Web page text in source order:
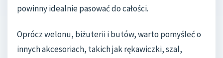
powinny idealnie pasować do całości.
Oprócz welonu, biżuterii i butów, warto pomyśleć o
innych akcesoriach, takich jak rękawiczki, szal,